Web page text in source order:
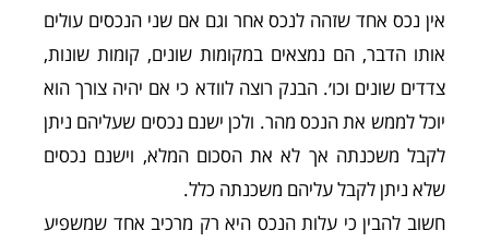
אין נכס אחד שזהה לנכס אחר וגם אם שני הנכסים עולים
אותו הדבר, הם נמצאים במקומות שונים, קומות שונות,
צדדים שונים וכו׳. הבנק רוצה לוודא כי אם יהיה צורך הוא
יוכל לממש את הנכס מהר. ולכן ישנם נכסים שעליהם ניתן
לקבל משכנתה אך לא את הסכום המלא, וישנם נכסים
שלא ניתן לקבל עליהם משכנתה כלל.
חשוב להבין כי עלות הנכס היא רק מרכיב אחד שמשפיע